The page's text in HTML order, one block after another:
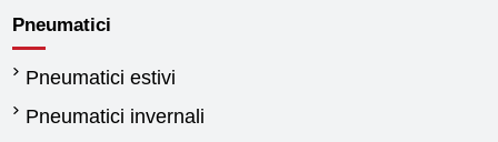
Pneumatici
Pneumatici estivi
Pneumatici invernali